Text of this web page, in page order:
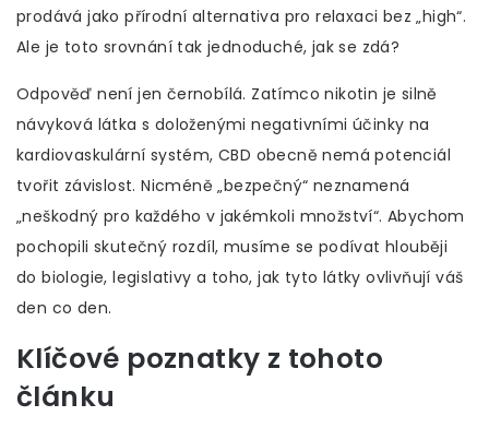
prodává jako přírodní alternativa pro relaxaci bez „high“.
Ale je toto srovnání tak jednoduché, jak se zdá?
Odpověď není jen černobílá. Zatímco nikotin je silně
návyková látka s doloženými negativními účinky na
kardiovaskulární systém, CBD obecně nemá potenciál
tvořit závislost. Nicméně „bezpečný“ neznamená
„neškodný pro každého v jakémkoli množství“. Abychom
pochopili skutečný rozdíl, musíme se podívat hlouběji
do biologie, legislativy a toho, jak tyto látky ovlivňují váš
den co den.
Klíčové poznatky z tohoto
článku